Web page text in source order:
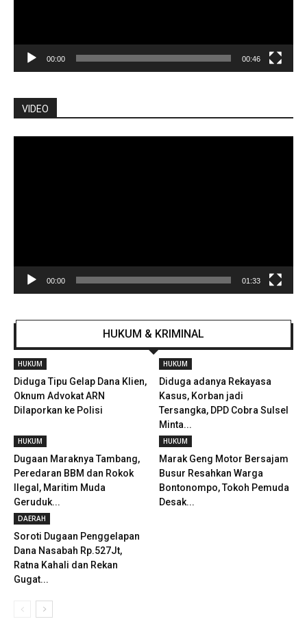
00:00 00:46
VIDEO
00:00 01:33
HUKUM & KRIMINAL
HUKUM
Diduga Tipu Gelap Dana Klien,
Oknum Advokat ARN
Dilaporkan ke Polisi
HUKUM
Diduga adanya Rekayasa
Kasus, Korban jadi
Tersangka, DPD Cobra Sulsel
Minta...
HUKUM
Dugaan Maraknya Tambang,
Peredaran BBM dan Rokok
Ilegal, Maritim Muda
Geruduk...
HUKUM
Marak Geng Motor Bersajam
Busur Resahkan Warga
Bontonompo, Tokoh Pemuda
Desak...
DAERAH
Soroti Dugaan Penggelapan
Dana Nasabah Rp.527Jt,
Ratna Kahali dan Rekan
Gugat...